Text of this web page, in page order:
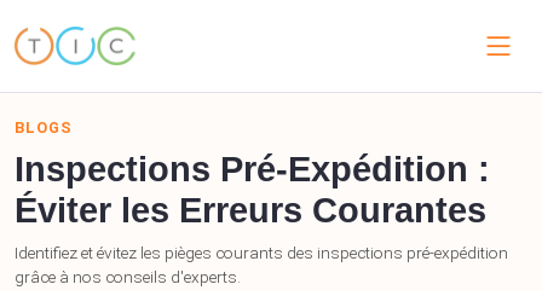
BLOGS
Inspections Pré-Expédition :
Éviter les Erreurs Courantes
Identifiez et évitez les pièges courants des inspections pré-expédition
grâce à nos conseils d'experts.